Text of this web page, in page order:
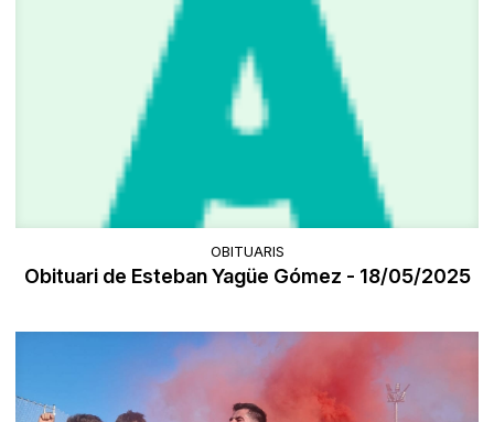
OBITUARIS
Obituari de Esteban Yagüe Gómez - 18/05/2025